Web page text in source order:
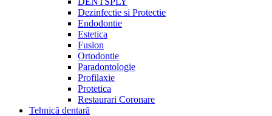
Dezinfectie si Protectie
Endodontie
Estetica
Fusion
Ortodontie
Paradontologie
Profilaxie
Protetica
Restaurari Coronare
Tehnică dentară